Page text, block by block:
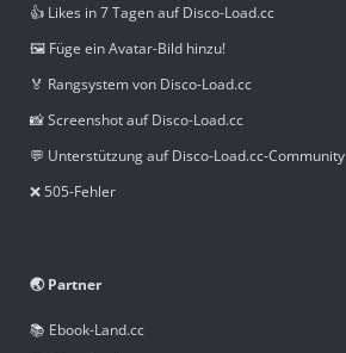
👍 Likes in 7 Tagen auf Disco-Load.cc
🖼️ Füge ein Avatar-Bild hinzu!
🏅 Rangsystem von Disco-Load.cc
📸 Screenshot auf Disco-Load.cc
💬 Unterstützung auf Disco-Load.cc-Community
❌ 505-Fehler
🌏 Partner
📚 Ebook-Land.cc